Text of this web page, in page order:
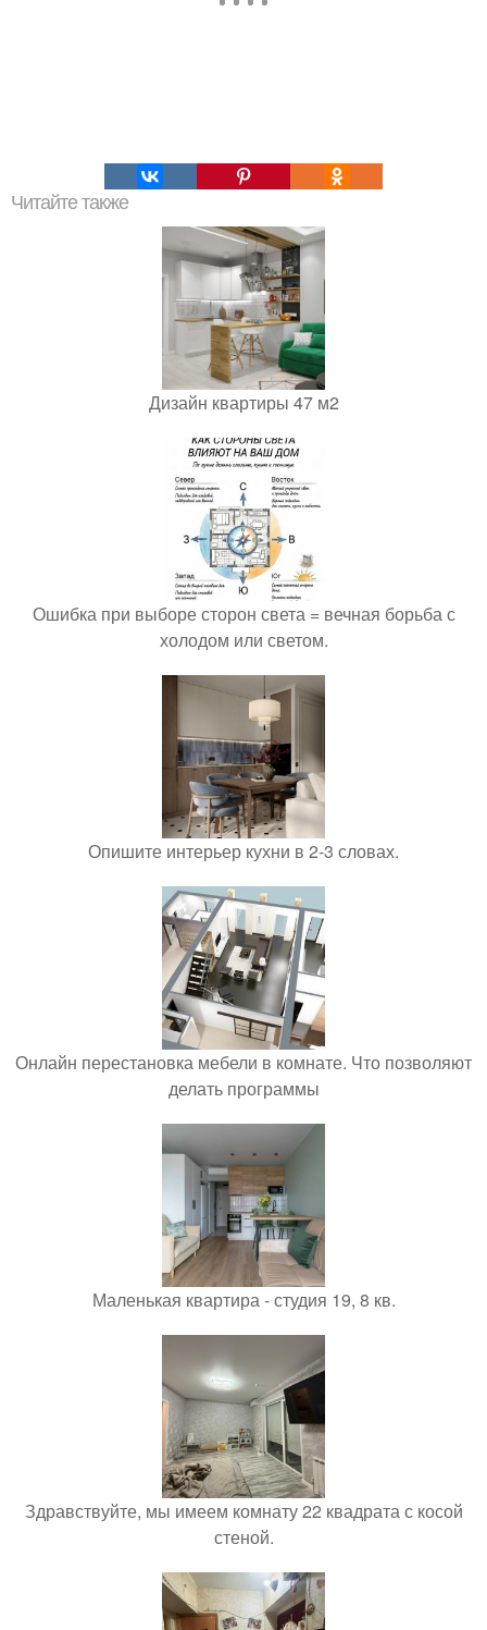
Читайте также
Дизайн квартиры 47 м2
Ошибка при выборе сторон света = вечная борьба с
холодом или светом.
Опишите интерьер кухни в 2-3 словах.
Онлайн перестановка мебели в комнате. Что позволяют
делать программы
Маленькая квартира - студия 19, 8 кв.
Здравствуйте, мы имеем комнату 22 квадрата с косой
стеной.